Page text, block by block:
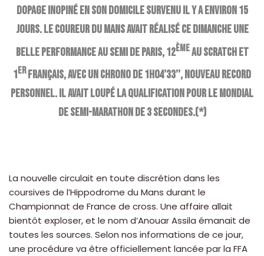
dopage inopiné en son domicile survenu il y a environ 15
jours. Le coureur du Mans avait réalisé ce dimanche une
belle performance au semi de Paris, 12èmeau scratch et
1erFrançais, avec un chrono de 1h04’33’’, nouveau record
personnel. Il avait loupé la qualification pour le Mondial
de semi-marathon de 3 secondes.(*)
La nouvelle circulait en toute discrétion dans les
coursives de l’Hippodrome du Mans durant le
Championnat de France de cross. Une affaire allait
bientôt exploser, et le nom d’Anouar Assila émanait de
toutes les sources. Selon nos informations de ce jour,
une procédure va être officiellement lancée par la FFA